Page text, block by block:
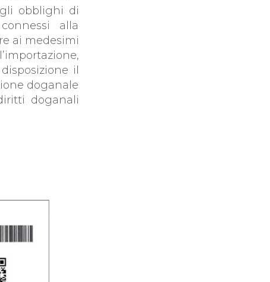
obblighi di
alla
ai medesimi
il
doganale
doganali